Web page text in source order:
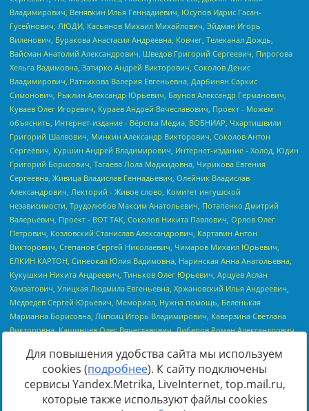
Источник:https://minjust.gov.ru/uploaded/files/reestr-
inostrannyih-agentov-22-03-2024.pdfданные на22.03.2024
Для повышения удобства сайта мы используем
cookies (подробнее). К сайту подключены
сервисы Yandex.Metrika, LiveInternet, top.mail.ru,
которые также используют файлы cookies